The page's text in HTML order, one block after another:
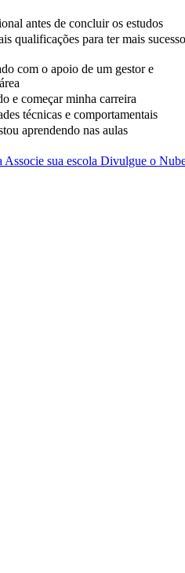
antes de concluir os estudos
qualificações para ter mais sucesso
com o apoio de um gestor e
e começar minha carreira
técnicas e comportamentais
aprendendo nas aulas
Associe sua escola Divulgue o